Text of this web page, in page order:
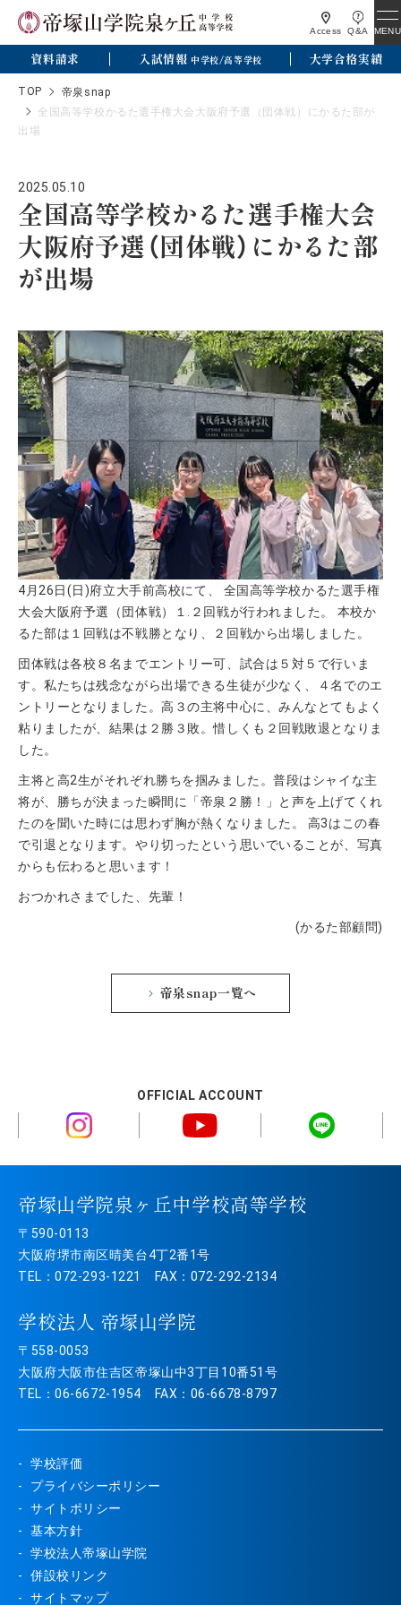
Access Q&A MENU
資料請求 入試情報 中学校/高等学校 大学合格実績
TOP
帝泉snap
全国高等学校かるた選手権大会大阪府予選（団体戦）にかるた部が
出場
2025.05.10
全国高等学校かるた選手権大会
大阪府予選（団体戦）にかるた部
が出場
4月26日(日)府立大手前高校にて、 全国高等学校かるた選手権
大会大阪府予選（団体戦）１.２回戦が行われました。 本校か
るた部は１回戦は不戦勝となり、２回戦から出場しました。
団体戦は各校８名までエントリー可、試合は５対５で行いま
す。私たちは残念ながら出場できる生徒が少なく、４名でのエ
ントリーとなりました。高３の主将中心に、みんなとてもよく
粘りましたが、結果は２勝３敗。惜しくも２回戦敗退となりま
した。
主将と高2生がそれぞれ勝ちを掴みました。普段はシャイな主
将が、勝ちが決まった瞬間に「帝泉２勝！」と声を上げてくれ
たのを聞いた時には思わず胸が熱くなりました。 高3はこの春
で引退となります。やり切ったという思いでいることが、写真
からも伝わると思います！
おつかれさまでした、先輩！
(かるた部顧問)
帝泉snap一覧へ
OFFICIAL ACCOUNT
帝塚山学院泉ヶ丘中学校高等学校
〒590-0113
大阪府堺市南区晴美台4丁2番1号
TEL：072-293-1221 FAX：072-292-2134
学校法人 帝塚山学院
〒558-0053
大阪府大阪市住吉区帝塚山中3丁目10番51号
TEL：06-6672-1954 FAX：06-6678-8797
学校評価
プライバシーポリシー
サイトポリシー
基本方針
学校法人帝塚山学院
併設校リンク
サイトマップ